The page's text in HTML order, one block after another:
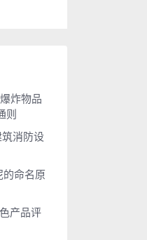
炸物品
则
消防设
命名原
产品评